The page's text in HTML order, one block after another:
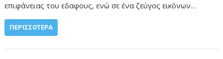
επιφάνειας του εδαφους, ενώ σε ένα ζεύγος εικόνων…
ΠΕΡΙΣΣΌΤΕΡΑ